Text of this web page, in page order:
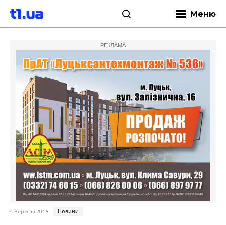
Меню
РЕКЛАМА
4 Вересня 2018 Новини